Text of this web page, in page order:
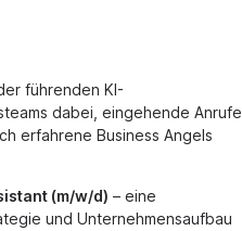
führenden KI-
dabei, eingehende Anrufe
erfahrene Business Angels
(m/w/d) – eine
und Unternehmensaufbau